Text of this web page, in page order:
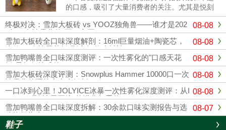
的口感，吸引了大量消费者的关注。尤其是悦刻
一代，其独特的设计和多样的口味使其成为许多
烟民的首选。随着市场竞争的加剧，寻找可靠的
悦刻一手货源变得越来......
08-08
终极对决：雪加大板砖 vs YOOZ独角兽——谁才是202
6年一次性雾化的“万口之王”？
08-08
雪加大板砖全口味深度解剖：16ml巨量烟油+陶瓷芯，
这款“一次性天花板”到底凭什么封神？
08-08
雪加鸭嘴兽全口味深度测评：一次性雾化的"口感天花
板"是如何炼成的？
08-08
雪加大板砖深度评测：Snowplus Hammer 10000口一次
性雾化的硬核实力全解析
08-08
一口冰到心里！JOLYICE冰暴一次性雾化深度测评：从I
CEMAX到"冰暴正统"的进化与重构
08-07
雪加鸭嘴兽全口味深度拆解：30余款口味实测报告与选
购终极指南
鞋子